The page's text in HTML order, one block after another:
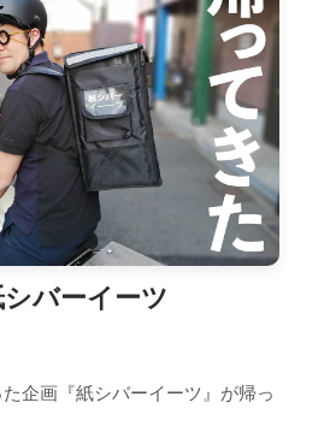
バーイーツ
企画『紙シバーイーツ』が帰っ